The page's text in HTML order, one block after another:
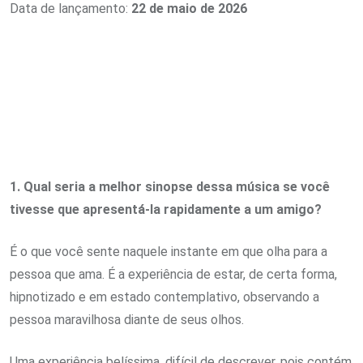
Data de lançamento: 22 de maio de 2026
1. Qual seria a melhor sinopse dessa música se você
tivesse que apresentá-la rapidamente a um amigo?
É o que você sente naquele instante em que olha para a
pessoa que ama. É a experiência de estar, de certa forma,
hipnotizado e em estado contemplativo, observando a
pessoa maravilhosa diante de seus olhos.